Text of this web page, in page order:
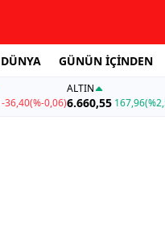
DÜNYA GÜNÜN İÇİNDEN
-36,40(%-0,06)
ALTIN
6.660,55 167,96